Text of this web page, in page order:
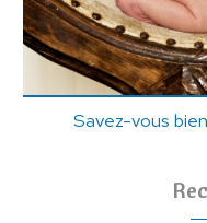
Savez-vous